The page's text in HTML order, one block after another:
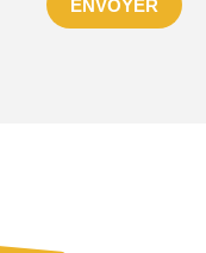
ENVOYER